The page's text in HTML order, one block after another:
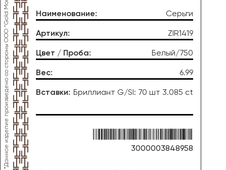
Наименование: Серьги
Артикул: ZIR1419
Цвет / Проба: Белый/750
Вес: 6.99
Вставки: Бриллиант G/SI: 70 шт 3.085 ct
3000003848958